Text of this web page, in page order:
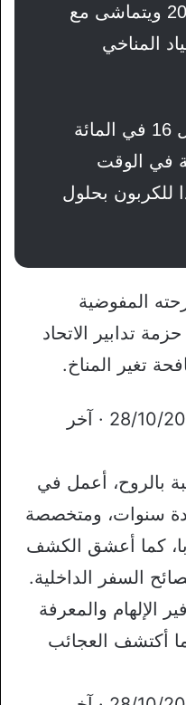
في 2025 و2030 و2035 ويتماشى مع
المناخي
هذا القطاع، الذي يمثل 16 في المائة
في الوقت
للكربون بحلول
المفوضية
تدابير الاتحاد
تغير المناخ.
نُشر: 28/10/2022 · آخر
بالروح، أعمل في
سنوات، ومتخصصة
كما أعشق الكشف
السفر الداخلية.
الإلهام والمعرفة
أكتشف العجائب